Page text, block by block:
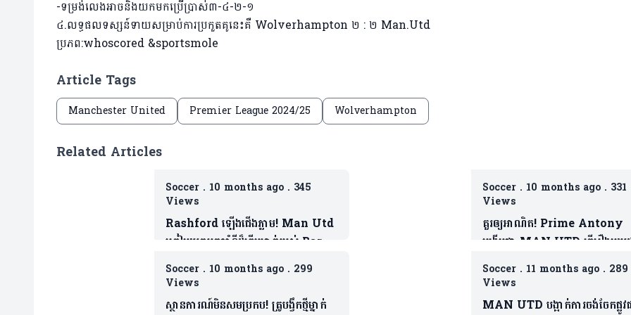
-ទម្រង់លេងអាចនិងយកមកប្រើប្រាស់៣-៤-២-១
៤.លទ្ធផលទស្សន៍ទាយសម្រាប់ការប្រកួតគូនេះគឺ Wolverhampton ២ : ២ Man.Utd
ប្រភព:whoscored &sportsmole
Article Tags
Manchester United Premier League 2024/25 Wolverhampton
Related Articles
Soccer. 10 months ago. 345
Views
Rashford ឡើងជើងភ្លាម! Man Utd
ត្រៀមយកអ្នកចាំទីដ៏ឆ្នើមម្នាក់របស់ Barca
ជាថ្នូរទិញលក់ផ្ដាច់កុងត្រា
Soccer. 10 months ago. 331
Views
គួរឲ្យអាណិត! Prime Antony
បង្ហើបថា MAN UTD ធ្វើរឿងមួយដ
ដែលជាទង្វើមិនផ្តល់តម្លៃឲ្យខ្លួន
Soccer. 10 months ago. 299
Views
ស្ថានការណ៍មិនសមប្រកប! គ្រូបង្វឹកថ្មីម្នាក់
Soccer. 11 months ago. 289
Views
MAN UTD បង្អាក់ការចង់ចែកផ្លូ